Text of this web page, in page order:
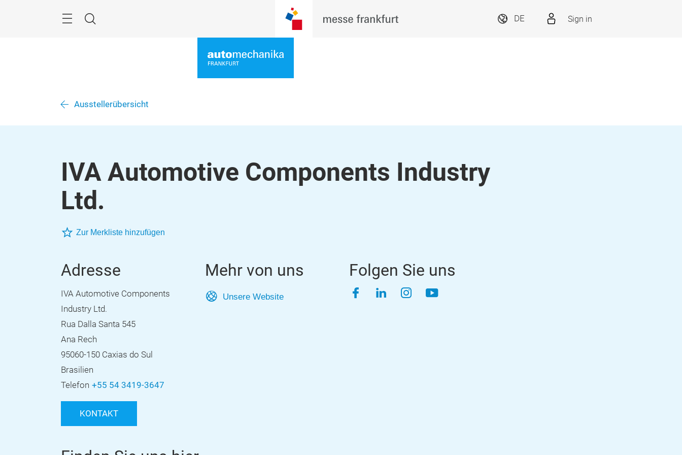
Suche
DE Sign in
Ausstellerübersicht
IVA Automotive Components Industry
Ltd.
Zur Merkliste hinzufügen
Adresse
IVA Automotive Components
Industry Ltd.
Rua Dalla Santa 545
Ana Rech
95060-150 Caxias do Sul
Brasilien
Telefon +55 54 3419-3647
KONTAKT
Mehr von uns
Unsere Website
Folgen Sie uns
Facebook
LinkedInInstagram
YouTube